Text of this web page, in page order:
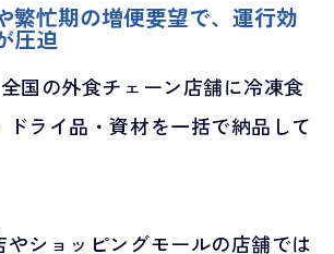
繁忙期の増便要望で、運行効
圧迫
国の外食チェーン店舗に冷凍食
ドライ品・資材を一括で納品して
やショッピングモールの店舗では